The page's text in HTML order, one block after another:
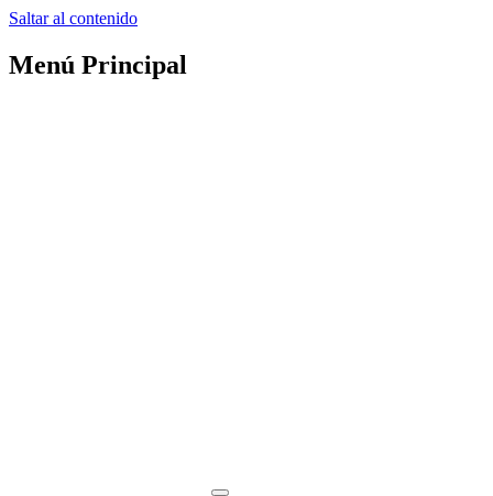
Saltar al contenido
Menú Principal